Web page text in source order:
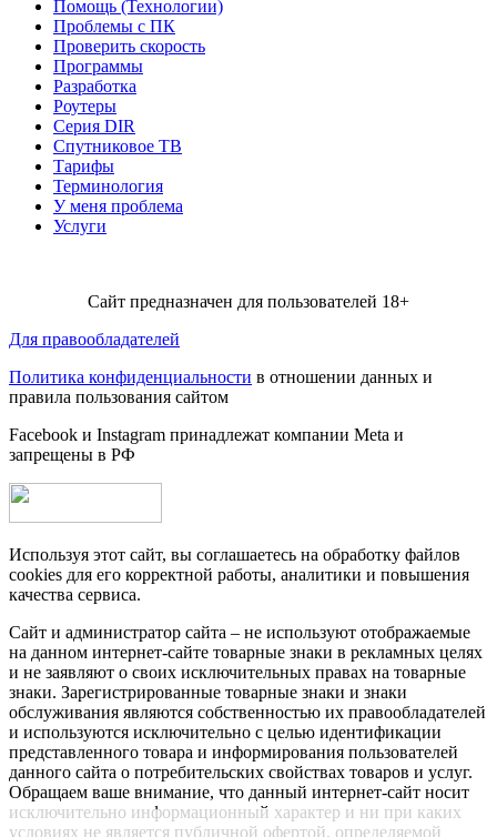
Помощь (Технологии)
Проблемы с ПК
Проверить скорость
Программы
Разработка
Роутеры
Серия DIR
Спутниковое ТВ
Тарифы
Терминология
У меня проблема
Услуги
Сайт предназначен для пользователей 18+
Для правообладателей
Политика конфиденциальности в отношении данных и
правила пользования сайтом
Facebook и Instagram принадлежат компании Metа и
запрещены в РФ
Используя этот сайт, вы соглашаетесь на обработку файлов
cookies для его корректной работы, аналитики и повышения
качества сервиса.
Сайт и администратор сайта – не используют отображаемые
на данном интернет-сайте товарные знаки в рекламных целях
и не заявляют о своих исключительных правах на товарные
знаки. Зарегистрированные товарные знаки и знаки
обслуживания являются собственностью их правообладателей
и используются исключительно с целью идентификации
представленного товара и информирования пользователей
данного сайта о потребительских свойствах товаров и услуг.
Обращаем ваше внимание, что данный интернет-сайт носит
исключительно информационный характер и ни при каких
условиях не является публичной офертой, определяемой